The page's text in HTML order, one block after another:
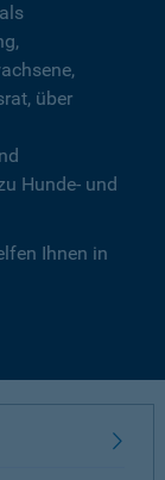
über
Hunde- und
Ihnen in